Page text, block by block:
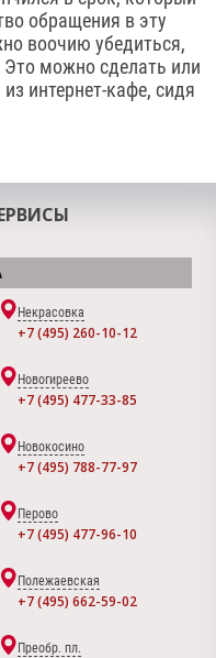
обращения в эту
воочию убедиться,
Это можно сделать или
интернет-кафе, сидя
Некрасовка
+7 (495) 260-10-12
Новогиреево
+7 (495) 477-33-85
Новокосино
+7 (495) 788-77-97
Перово
+7 (495) 477-96-10
Полежаевская
+7 (495) 662-59-02
Преобр. пл.